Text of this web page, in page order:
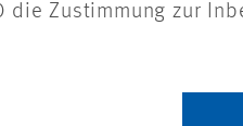
Zustimmung zur